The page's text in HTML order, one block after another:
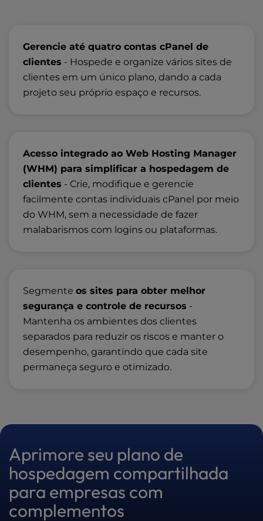
Gerencie até quatro contas cPanel de
clientes - Hospede e organize vários sites de
clientes em um único plano, dando a cada
projeto seu próprio espaço e recursos.
Acesso integrado ao Web Hosting Manager
(WHM) para simplificar a hospedagem de
clientes - Crie, modifique e gerencie
facilmente contas individuais cPanel por meio
do WHM, sem a necessidade de fazer
malabarismos com logins ou plataformas.
Segmente os sites para obter melhor
segurança e controle de recursos -
Mantenha os ambientes dos clientes
separados para reduzir os riscos e manter o
desempenho, garantindo que cada site
permaneça seguro e otimizado.
Aprimore seu plano de
hospedagem compartilhada
para empresas com
complementos